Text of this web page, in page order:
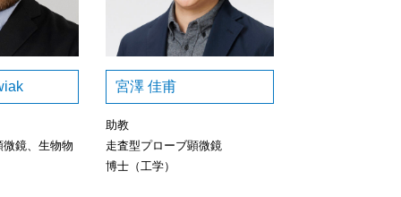
鏡、生物物
宮澤 佳甫
助教
走査型プローブ顕微鏡
博士（工学）